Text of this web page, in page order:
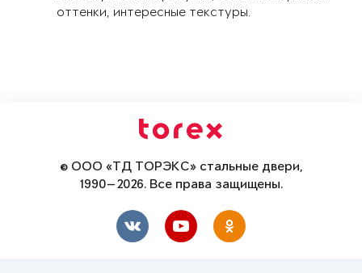
оттенки, интересные текстуры.
© ООО «ТД ТОРЭКС» стальные двери,
1990—2026. Все права защищены.